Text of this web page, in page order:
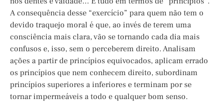
A consequência desse “exercício” para quem não tem o
devido traquejo moral é que, ao invés de terem uma
consciência mais clara, vão se tornando cada dia mais
confusos e, isso, sem o perceberem direito. Analisam
ações a partir de princípios equivocados, aplicam errado
os princípios que nem conhecem direito, subordinam
princípios superiores a inferiores e terminam por se
tornar impermeáveis a todo e qualquer bom senso.